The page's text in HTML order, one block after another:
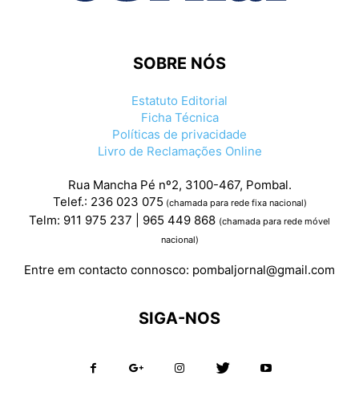
SOBRE NÓS
Estatuto Editorial
Ficha Técnica
Políticas de privacidade
Livro de Reclamações Online
Rua Mancha Pé nº2, 3100-467, Pombal.
Telef.: 236 023 075 (chamada para rede fixa nacional)
Telm: 911 975 237 | 965 449 868 (chamada para rede móvel
nacional)
Entre em contacto connosco: pombaljornal@gmail.com
SIGA-NOS